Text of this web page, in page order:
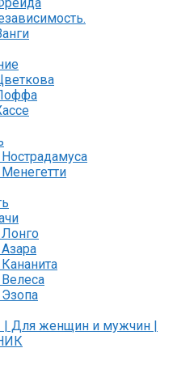
| Для женщин и мужчин |